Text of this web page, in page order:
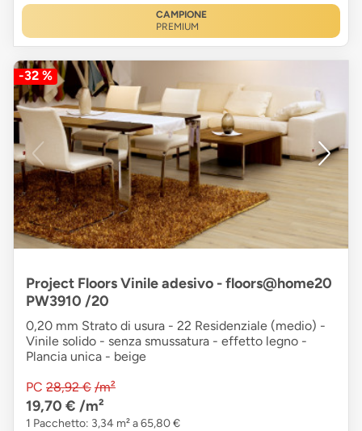
CAMPIONE
PREMIUM
-32 %
Project Floors Vinile adesivo - floors@home20
PW3910 /20
0,20 mm Strato di usura - 22 Residenziale (medio) -
Vinile solido - senza smussatura - effetto legno -
Plancia unica - beige
PC 28,92 € /m²
19,70 € /m²
1 Pacchetto: 3,34 m² a 65,80 €